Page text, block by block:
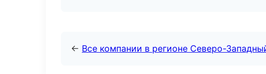
← Все компании в регионе Северо-